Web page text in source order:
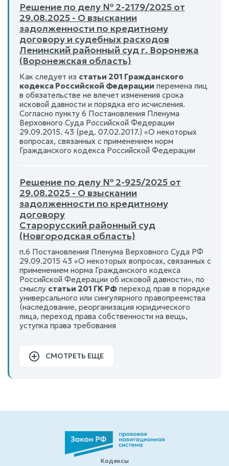
Решение по делу № 2-2179/2025 от
29.08.2025 - О взыскании
задолженности по кредитному
договору и судебных расходов
Ленинский районный суд г. Воронежа
(Воронежская область)
Как следует из статьи 201 Гражданского
кодекса Российской Федерации перемена лиц
в обязательстве не влечет изменения срока
исковой давности и порядка его исчисления.
Согласно пункту 6 Постановления Пленума
Верховного Суда Российской Федерации
29.09.2015. 43 (ред. 07.02.2017.) «О некоторых
вопросах, связанных с применением норм
Гражданского кодекса Российской Федерации
Решение по делу № 2-925/2025 от
29.08.2025 - О взыскании
задолженности по кредитному
договору
Старорусский районный суд
(Новгородская область)
п.6 Постановления Пленума Верховного Суда РФ
29.09.2015 43 «О некоторых вопросах, связанных с
применением норма Гражданского кодекса
Российской Федерации об исковой давности», по
смыслу статьи 201 ГК РФ переход прав в порядке
универсального или сингулярного правопреемства
(наследование, реорганизация юридического
лица, переход права собственности на вещь,
уступка права требования
СМОТРЕТЬ ЕЩЕ
Кодексы